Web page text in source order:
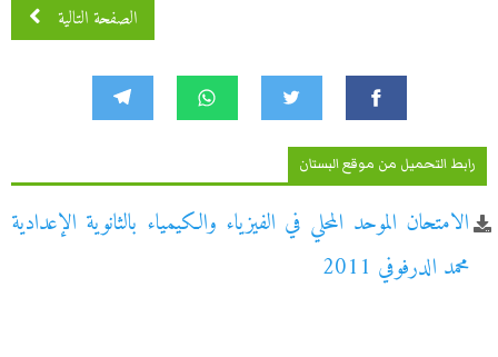
الصفحة التالية
رابط التحميل من موقع البستان
الامتحان الموحد المحلي في الفيزياء والكيمياء بالثانوية الإعدادية
محمد الدرفوفي 2011